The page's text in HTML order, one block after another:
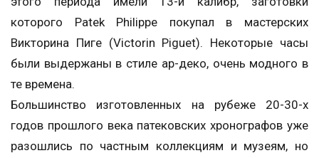
которого Patek Philippe покупал в мастерских
Викторина Пиге (Victorin Piguet). Некоторые часы
были выдержаны в стиле ар-деко, очень модного в
те времена.
Большинство изготовленных на рубеже 20-30-х
годов прошлого века патековских хронографов уже
разошлись по частным коллекциям и музеям, но